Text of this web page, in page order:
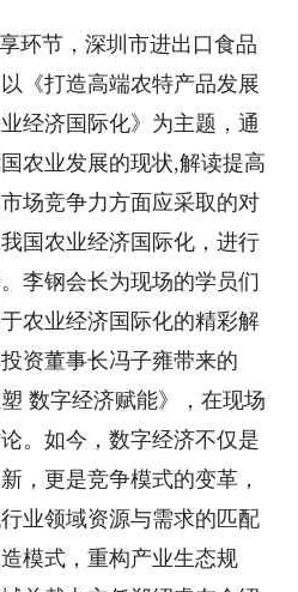
环节，深圳市进出口食品
《打造高端农特产品发展
经济国际化》为主题，通
农业发展的现状,解读提高
场竞争力方面应采取的对
国农业经济国际化，进行
李钢会长为现场的学员们
农业经济国际化的精彩解
资董事长冯子雍带来的
塑 数字经济赋能》，在现场
。如今，数字经济不仅是
，更是竞争模式的变革，
业领域资源与需求的匹配
模式，重构产业生态规